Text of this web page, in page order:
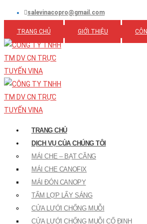
salevinacopro@gmail.com
TRANG CHỦ GIỚI THIỆU
TRANG CHỦ
DỊCH VỤ CỦA CHÚNG TÔI
MÁI CHE – BẠT CĂNG
MÁI CHE CANOFIX
MÁI ĐÓN CANOPY
TẤM LỢP LẤY SÁNG
CỬA LƯỚI CHỐNG MUỖI
CỬA LƯỚI CHỐNG MUỖI CỐ ĐỊNH